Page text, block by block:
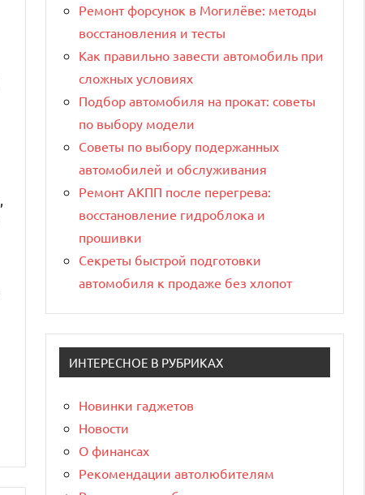
Ремонт форсунок в Могилёве: методы
восстановления и тесты
Как правильно завести автомобиль при
сложных условиях
Подбор автомобиля на прокат: советы
по выбору модели
Советы по выбору подержанных
автомобилей и обслуживания
Ремонт АКПП после перегрева:
восстановление гидроблока и
прошивки
Секреты быстрой подготовки
автомобиля к продаже без хлопот
ИНТЕРЕСНОЕ В РУБРИКАХ
Новинки гаджетов
Новости
О финансах
Рекомендации автолюбителям